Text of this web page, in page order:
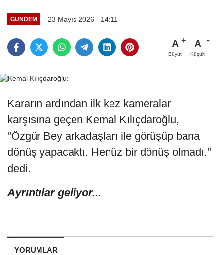
GÜNDEM 23 Mayıs 2026 - 14:11
A
Büyüt
A
Küçült
Kararın ardından ilk kez kameralar
karşısına geçen Kemal Kılıçdaroğlu,
"Özgür Bey arkadaşları ile görüşüp bana
dönüş yapacaktı. Henüz bir dönüş olmadı."
dedi.
Ayrıntılar geliyor...
YORUMLAR